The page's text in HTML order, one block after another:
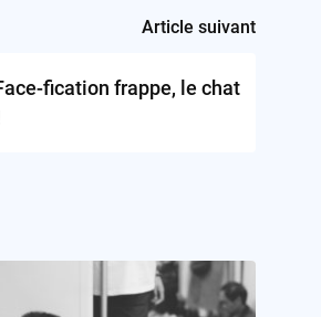
Article suivant
fication frappe, le chat